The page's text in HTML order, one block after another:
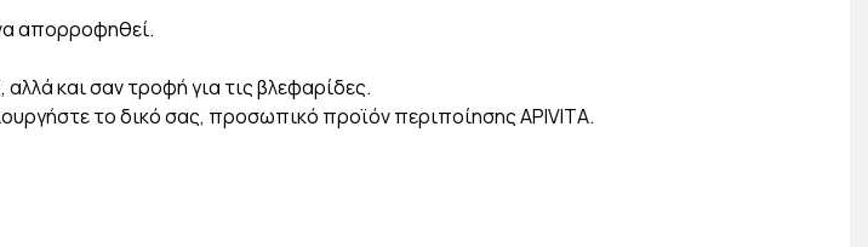
απορροφηθεί.
και σαν τροφή για τις βλεφαρίδες.
το δικό σας, προσωπικό προϊόν περιποίησης APIVITA.